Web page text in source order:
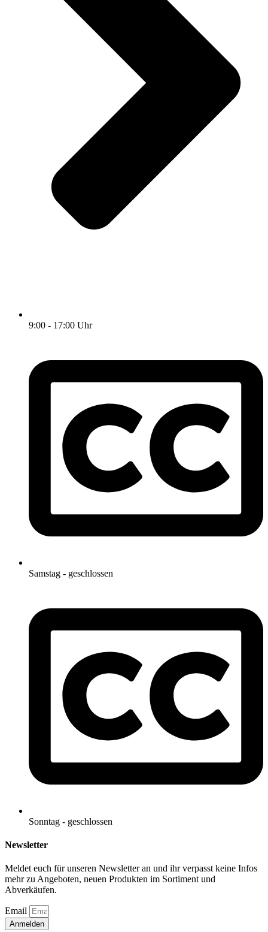
9:00 - 17:00 Uhr
Samstag - geschlossen
Sonntag - geschlossen
Newsletter
Meldet euch für unseren Newsletter an und ihr verpasst keine Infos
mehr zu Angeboten, neuen Produkten im Sortiment und
Abverkäufen.
Email
Anmelden